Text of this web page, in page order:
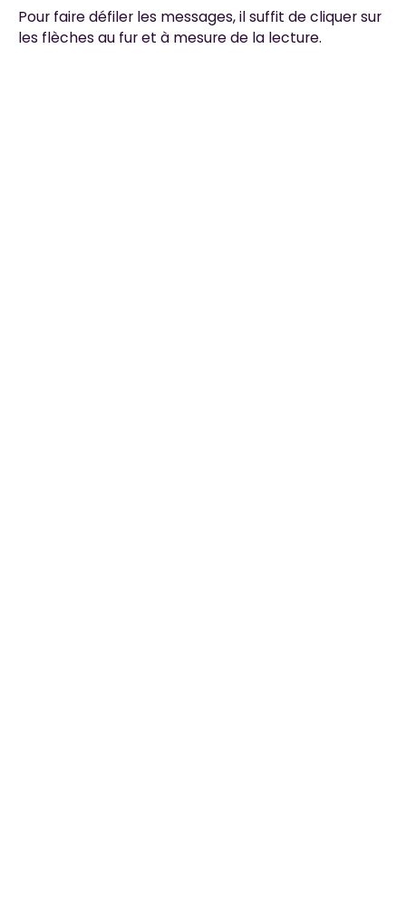
Pour faire défiler les messages, il suffit de cliquer sur
les flèches au fur et à mesure de la lecture.